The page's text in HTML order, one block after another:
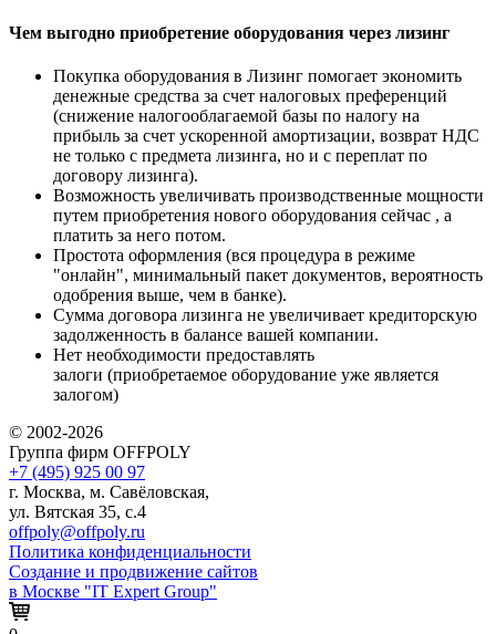
Чем выгодно приобретение оборудования через лизинг
Покупка оборудования в Лизинг помогает экономить
денежные средства за счет налоговых преференций
(снижение налогооблагаемой базы по налогу на
прибыль за счет ускоренной амортизации, возврат НДС
не только с предмета лизинга, но и с переплат по
договору лизинга).
Возможность увеличивать производственные мощности
путем приобретения нового оборудования сейчас , а
платить за него потом.
Простота оформления (вся процедура в режиме
"онлайн", минимальный пакет документов, вероятность
одобрения выше, чем в банке).
Сумма договора лизинга не увеличивает кредиторскую
задолженность в балансе вашей компании.
Нет необходимости предоставлять
залоги (приобретаемое оборудование уже является
залогом)
© 2002-2026
Группа фирм OFFPOLY
+7 (495) 925 00 97
г. Москва, м. Савёловская,
ул. Вятская 35, с.4
offpoly@offpoly.ru
Политика конфиденциальности
Создание и продвижение сайтов
в Москве "IT Expert Group"